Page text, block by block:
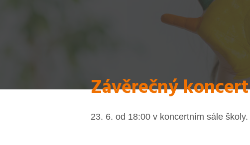
Závěrečný
23. 6. od 18:00 v koncertním sále